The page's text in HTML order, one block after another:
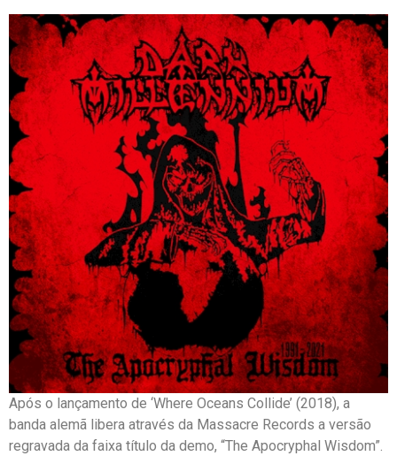
Após o lançamento de ‘Where Oceans Collide’ (2018), a
banda alemã libera através da Massacre Records a versão
regravada da faixa título da demo, “The Apocryphal Wisdom”.